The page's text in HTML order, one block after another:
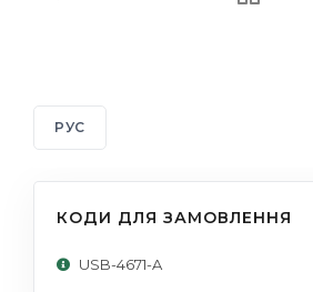
РУС
КОДИ ДЛЯ ЗАМОВЛЕННЯ
USB-4671-A